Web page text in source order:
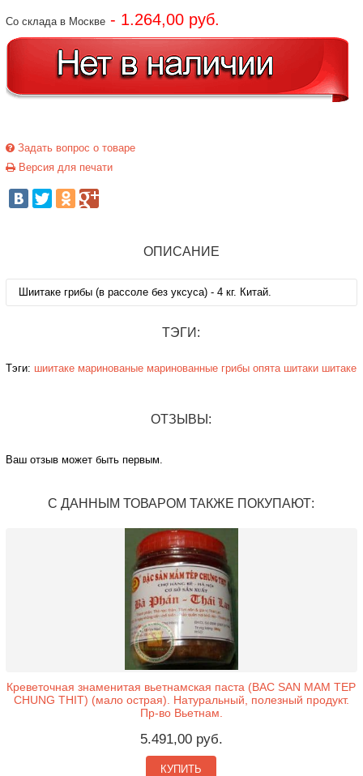
Со склада в Москве- 1.264,00 руб.
Задать вопрос о товаре
Версия для печати
ОПИСАНИЕ
Шиитаке грибы (в рассоле без уксуса) - 4 кг. Китай.
ТЭГИ:
Тэги: шиитаке маринованые маринованные грибы опята шитаки шитаке
ОТЗЫВЫ:
Ваш отзыв может быть первым.
С ДАННЫМ ТОВАРОМ ТАКЖЕ ПОКУПАЮТ:
Креветочная знаменитая вьетнамская паста (BAC SAN MAM TEP
CHUNG THIT) (мало острая). Натуральный, полезный продукт.
Пр-во Вьетнам.
5.491,00 руб.
КУПИТЬ